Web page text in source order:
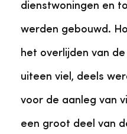
dienstwoningen en
werden gebouwd.
het overlijden van de
uiteen viel, deels
voor de aanleg van
een groot deel van